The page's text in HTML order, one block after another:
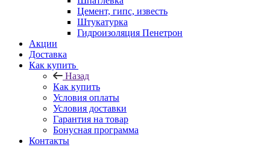
Цемент, гипс, известь
Штукатурка
Гидроизоляция Пенетрон
Акции
Доставка
Как купить
Назад
Как купить
Условия оплаты
Условия доставки
Гарантия на товар
Бонусная программа
Контакты